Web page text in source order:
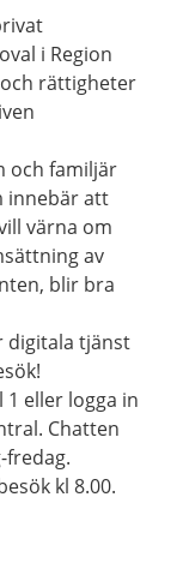
i Region
rättigheter
och familjär
innebär att
värna om
av
blir bra
digitala tjänst
1 eller logga in
Chatten
fredag.
kl 8.00.